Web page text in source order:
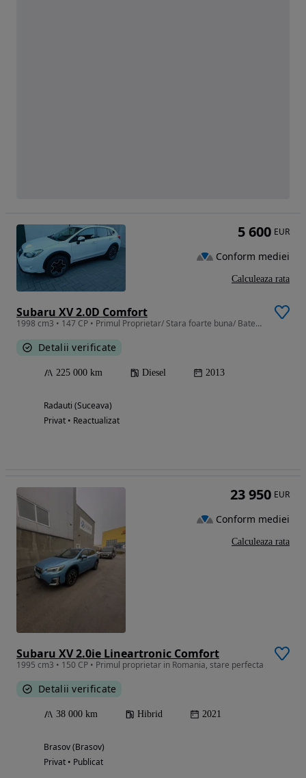
Subaru XV 2.0D Comfort
1998 cm3 • 147 CP • Primul Proprietar/ Stara foarte buna/ Baterie in garantie
Detalii verificate
225 000 km Diesel 2013
Radauti (Suceava)
Privat • Reactualizat
5 600 EUR
Conform mediei
Calculeaza rata
Subaru XV 2.0ie Lineartronic Comfort
1995 cm3 • 150 CP • Primul proprietar in Romania, stare perfecta
Detalii verificate
38 000 km Hibrid 2021
Brasov (Brasov)
Privat • Publicat
23 950 EUR
Conform mediei
Calculeaza rata